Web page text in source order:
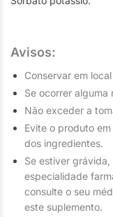
Avisos:
Conservar em
Se ocorrer alguma
Não exceder a
Evite o produto
dos ingredientes.
Se estiver
especialidade
consulte o seu
este suplemento.